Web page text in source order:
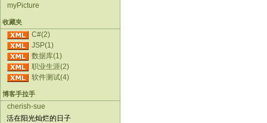
myPicture
收藏夹
C#(2)
JSP(1)
数据库(1)
职业生涯(2)
软件测试(4)
博客手拉手
cherish-sue
活在阳光灿烂的日子